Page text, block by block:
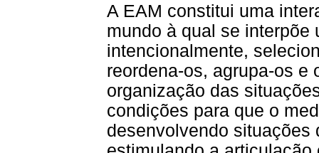
A EAM constitui uma
mundo à qual se interpõe
intencionalmente,
reordena-os, agrupa-os e
organização das
condições para que o
desenvolvendo situações